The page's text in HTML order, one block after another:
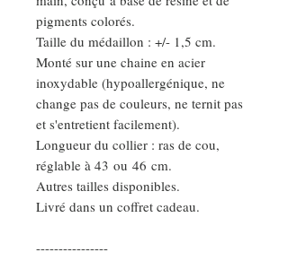
pigments colorés.
Taille du médaillon : +/- 1,5 cm.
Monté sur une chaine en acier
inoxydable (hypoallergénique, ne
change pas de couleurs, ne ternit pas
et s'entretient facilement).
Longueur du collier : ras de cou,
réglable à 43 ou 46 cm.
Autres tailles disponibles.
Livré dans un coffret cadeau.
----------------